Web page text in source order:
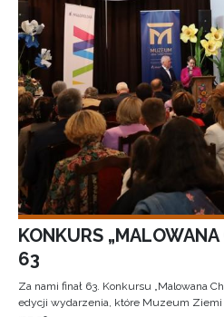
KONKURS
63
Za nami finał 63. Konkursu „Malowana
edycji wydarzenia, które Muzeum Ziemi